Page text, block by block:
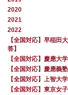
2020
2021
2022
【全国対応】早稲田
答】
【全国対応】慶應大
【全国対応】慶應義
【全国対応】上智大
【全国対応】東京女